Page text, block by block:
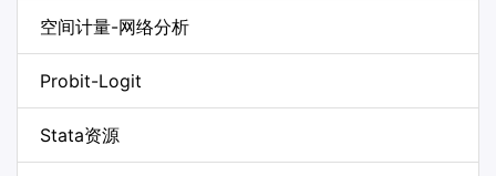
空间计量-网络分析
Probit-Logit
Stata资源